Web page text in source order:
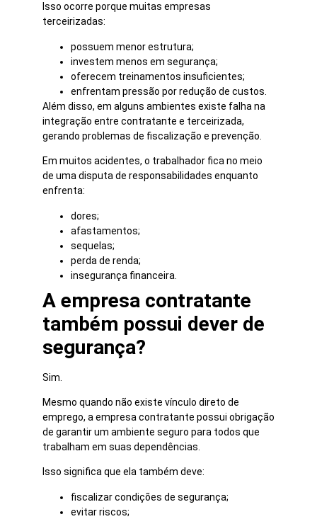
Isso ocorre porque muitas empresas
terceirizadas:
possuem menor estrutura;
investem menos em segurança;
oferecem treinamentos insuficientes;
enfrentam pressão por redução de custos.
Além disso, em alguns ambientes existe falha na
integração entre contratante e terceirizada,
gerando problemas de fiscalização e prevenção.
Em muitos acidentes, o trabalhador fica no meio
de uma disputa de responsabilidades enquanto
enfrenta:
dores;
afastamentos;
sequelas;
perda de renda;
insegurança financeira.
A empresa contratante
também possui dever de
segurança?
Sim.
Mesmo quando não existe vínculo direto de
emprego, a empresa contratante possui obrigação
de garantir um ambiente seguro para todos que
trabalham em suas dependências.
Isso significa que ela também deve:
fiscalizar condições de segurança;
evitar riscos;